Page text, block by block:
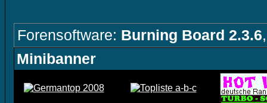
Forensoftware: Burning Board 2.3.6
Minibanner